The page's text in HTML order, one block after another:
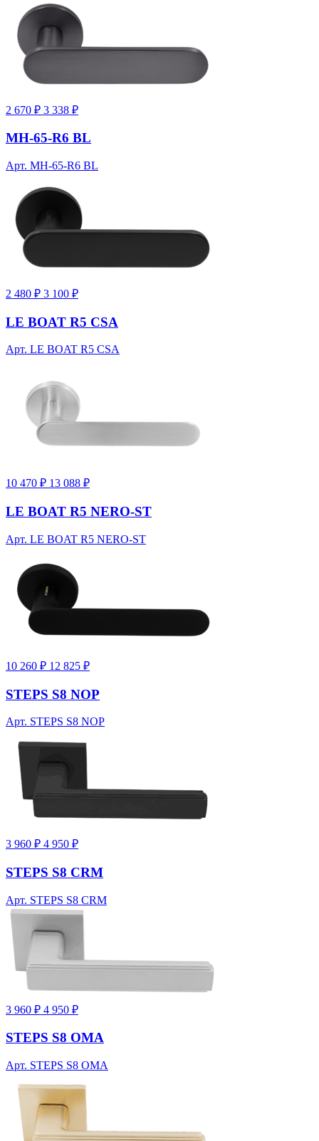
2 670 ₽ 3 338 ₽
MH-65-R6 BL
Арт. MH-65-R6 BL
2 480 ₽ 3 100 ₽
LE BOAT R5 CSA
Арт. LE BOAT R5 CSA
10 470 ₽ 13 088 ₽
LE BOAT R5 NERO-ST
Арт. LE BOAT R5 NERO-ST
10 260 ₽ 12 825 ₽
STEPS S8 NOP
Арт. STEPS S8 NOP
3 960 ₽ 4 950 ₽
STEPS S8 CRM
Арт. STEPS S8 CRM
3 960 ₽ 4 950 ₽
STEPS S8 OMA
Арт. STEPS S8 OMA